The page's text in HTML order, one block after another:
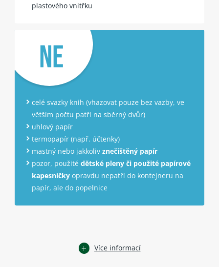
plastového vnitřku
NE
celé svazky knih (vhazovat pouze bez vazby, ve
větším počtu patří na sběrný dvůr)
uhlový papír
termopapír (např. účtenky)
mastný nebo jakkolivznečištěný papír
pozor, použitédětské pleny či použité papírové
kapesníčky opravdu nepatří do kontejneru na
papír, ale do popelnice
Více informací